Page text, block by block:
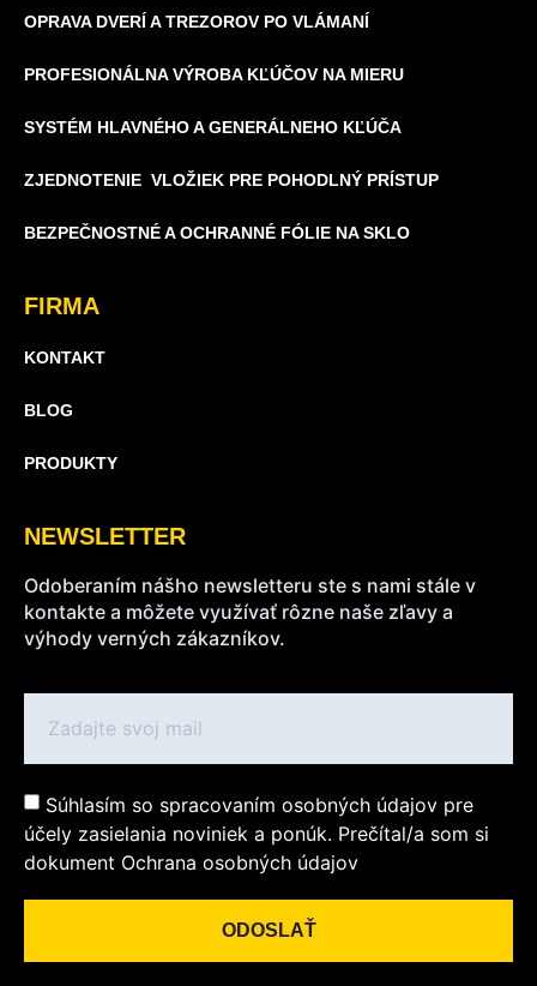
OPRAVA DVERÍ A TREZOROV PO VLÁMANÍ
PROFESIONÁLNA VÝROBA KĽÚČOV NA MIERU
SYSTÉM HLAVNÉHO A GENERÁLNEHO KĽÚČA
ZJEDNOTENIE VLOŽIEK PRE POHODLNÝ PRÍSTUP
BEZPEČNOSTNÉ A OCHRANNÉ FÓLIE NA SKLO
FIRMA
KONTAKT
BLOG
PRODUKTY
NEWSLETTER
Odoberaním nášho newsletteru ste s nami stále v
kontakte a môžete využívať rôzne naše zľavy a
výhody verných zákazníkov.
Súhlasím so spracovaním osobných údajov pre
účely zasielania noviniek a ponúk. Prečítal/a som si
dokument Ochrana osobných údajov
ODOSLAŤ